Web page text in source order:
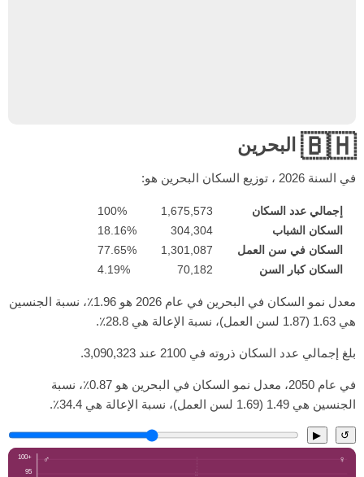
🇧🇭 البحرين
في السنة 2026 ، توزيع السكان البحرين هو:
إجمالي عدد السكان 1,675,573
100%
السكان الشباب
304,304
18.16%
السكان في سن العمل
1,301,087
77.65%
السكان كبار السن
70,182
4.19%
معدل نمو السكان في البحرين في عام 2026 هو 1.96٪، نسبة الجنسين
هي 1.63 (1.87 لسن العمل)، نسبة الإعالة هي 28.8٪.
بلغ إجمالي عدد السكان ذروته في 2100 عند 3,090,323.
في عام 2050، معدل نمو السكان في البحرين هو 0.87٪، نسبة
الجنسين هي 1.49 (1.69 لسن العمل)، نسبة الإعالة هي 34.4٪.
↺
▶